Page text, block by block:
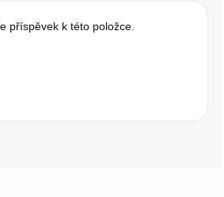
příspěvek k této položce.